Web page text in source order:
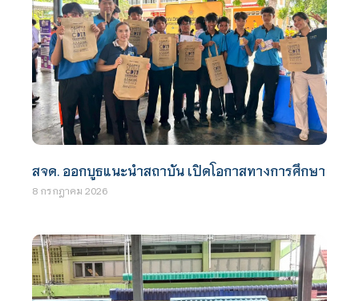
สจด. ออกบูธแนะนำสถาบัน เปิดโอกาสทางการศึกษา
8 กรกฎาคม 2026